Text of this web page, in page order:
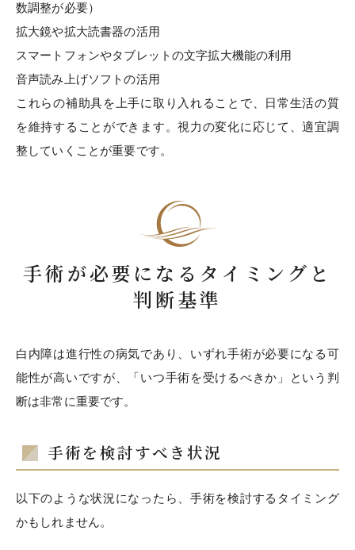
数調整が必要）
拡大鏡や拡大読書器の活用
スマートフォンやタブレットの文字拡大機能の利用
音声読み上げソフトの活用
これらの補助具を上手に取り入れることで、日常生活の質
を維持することができます。視力の変化に応じて、適宜調
整していくことが重要です。
手術が必要になるタイミングと
判断基準
白内障は進行性の病気であり、いずれ手術が必要になる可
能性が高いですが、「いつ手術を受けるべきか」という判
断は非常に重要です。
手術を検討すべき状況
以下のような状況になったら、手術を検討するタイミング
かもしれません。